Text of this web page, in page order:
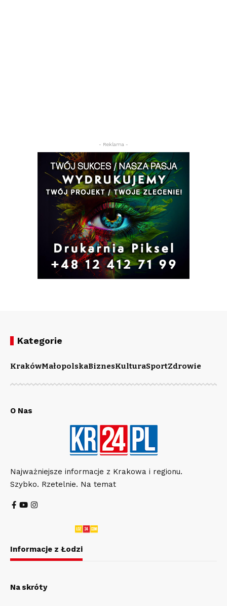
- Reklama -
Kategorie
KrakówMałopolskaBiznesKulturaSportZdrowie
O Nas
Najważniejsze informacje z Krakowa i regionu.
Szybko. Rzetelnie. Na temat
Informacje z Łodzi
Na skróty